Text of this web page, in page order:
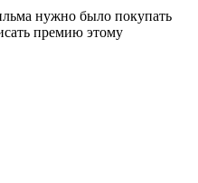
нужно было покупать
премию этому